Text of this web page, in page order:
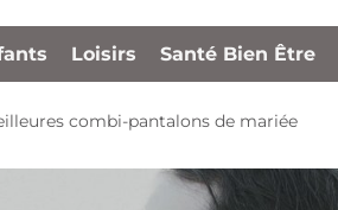
Loisirs Santé Bien Être
combi-pantalons de mariée